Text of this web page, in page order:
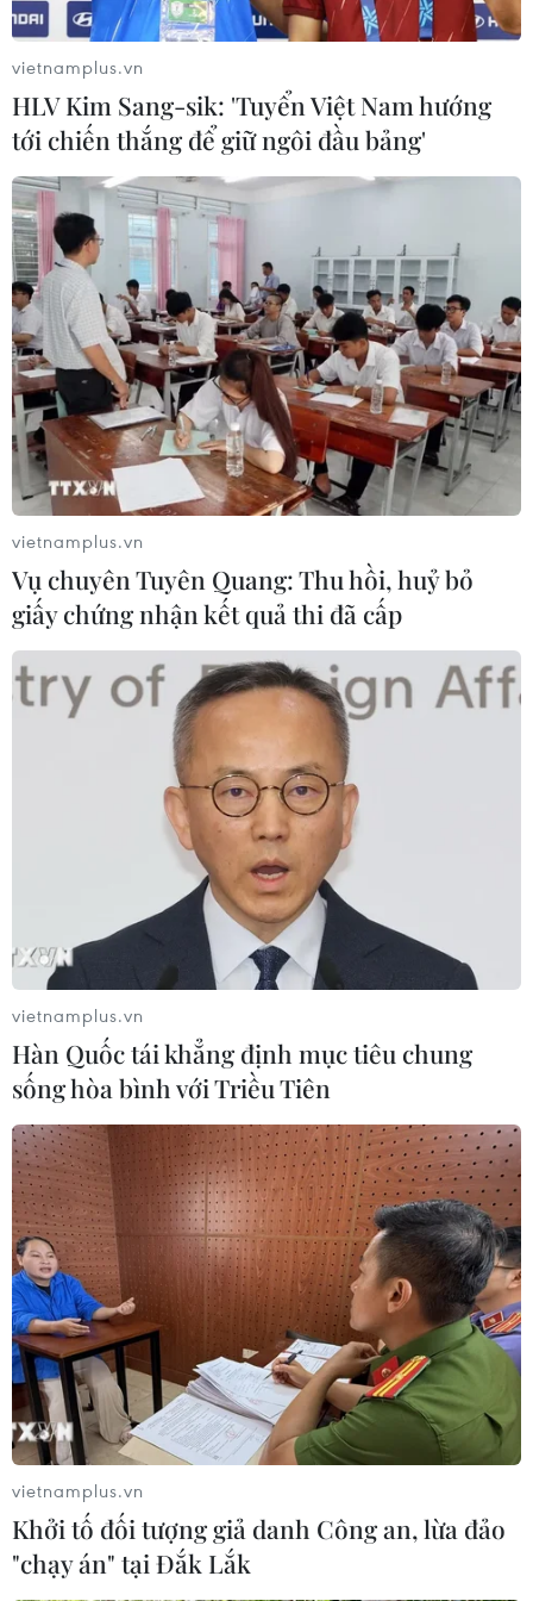
vietnamplus.vn
HLV Kim Sang-sik: 'Tuyển Việt Nam hướng
tới chiến thắng để giữ ngôi đầu bảng'
vietnamplus.vn
Vụ chuyên Tuyên Quang: Thu hồi, huỷ bỏ
giấy chứng nhận kết quả thi đã cấp
vietnamplus.vn
Hàn Quốc tái khẳng định mục tiêu chung
sống hòa bình với Triều Tiên
vietnamplus.vn
Khởi tố đối tượng giả danh Công an, lừa đảo
"chạy án" tại Đắk Lắk